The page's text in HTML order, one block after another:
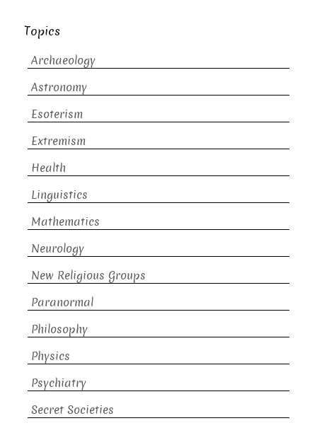
Topics
Archaeology
Astronomy
Esoterism
Extremism
Health
Linguistics
Mathematics
Neurology
New Religious Groups
Paranormal
Philosophy
Physics
Psychiatry
Secret Societies